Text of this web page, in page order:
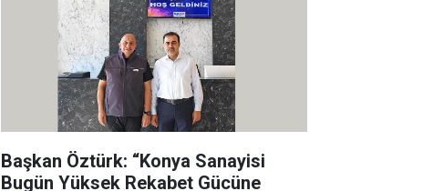
Başkan Öztürk: “Konya Sanayisi
Bugün Yüksek Rekabet Gücüne